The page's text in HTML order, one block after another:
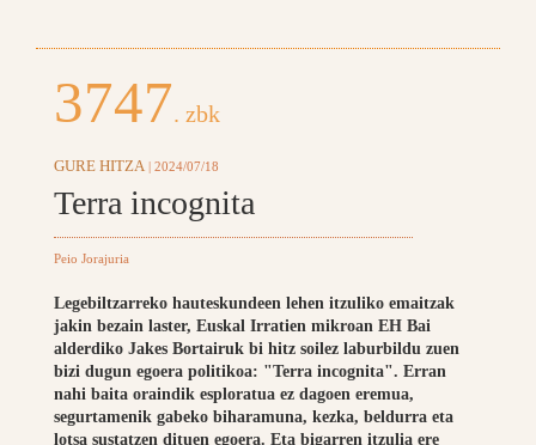
3747. zbk
GURE HITZA | 2024/07/18
Terra incognita
Peio Jorajuria
Legebiltzarreko hauteskundeen lehen itzuliko emaitzak
jakin bezain laster, Euskal Irratien mikroan EH Bai
alderdiko Jakes Bortairuk bi hitz soilez laburbildu zuen
bizi dugun egoera politikoa: "Terra incognita". Erran
nahi baita oraindik esploratua ez dagoen eremua,
segurtamenik gabeko biharamuna, kezka, beldurra eta
lotsa sustatzen dituen egoera. Eta bigarren itzulia ere